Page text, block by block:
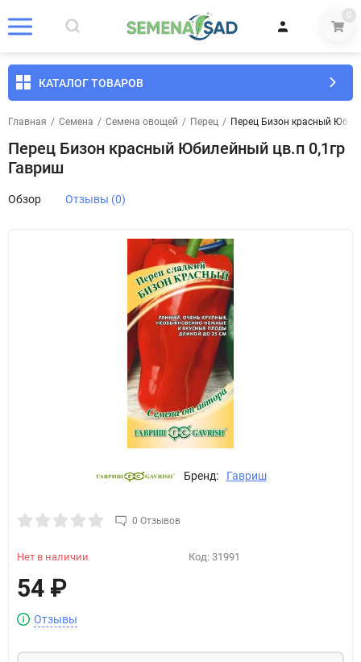
0
КАТАЛОГ ТОВАРОВ
Главная / Семена / Семена овощей / Перец / Перец Бизон красный
Перец Бизон красный Юбилейный цв.п 0,1гр
Гавриш
Обзор Отзывы (0)
Бренд: Гавриш
0 Отзывов
Нет в наличии Код: 31991
54 ₽
Отзывы